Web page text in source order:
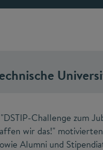
Challenge zum
wir das!"
Alumni und